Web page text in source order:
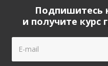
Подпишитесь
и получите курс